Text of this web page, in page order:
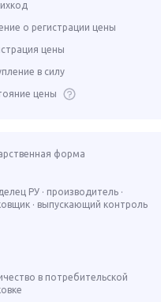
о регистрации цены
цены
в силу
цены
форма
РУ · производитель ·
· выпускающий контроль
в потребительской